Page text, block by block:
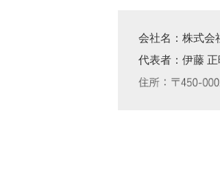
会社名：株式会
代表者：伊藤 正